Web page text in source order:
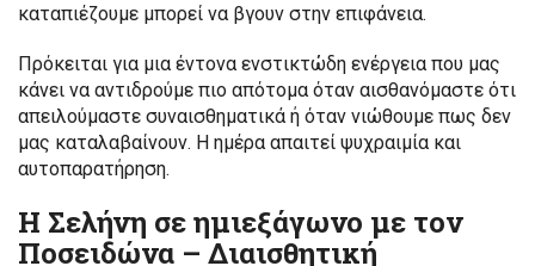
καταπιέζουμε μπορεί να βγουν στην επιφάνεια.
Πρόκειται για μια έντονα ενστικτώδη ενέργεια που μας
κάνει να αντιδρούμε πιο απότομα όταν αισθανόμαστε ότι
απειλούμαστε συναισθηματικά ή όταν νιώθουμε πως δεν
μας καταλαβαίνουν. Η ημέρα απαιτεί ψυχραιμία και
αυτοπαρατήρηση.
Η Σελήνη σε ημιεξάγωνο με τον
Ποσειδώνα – Διαισθητική